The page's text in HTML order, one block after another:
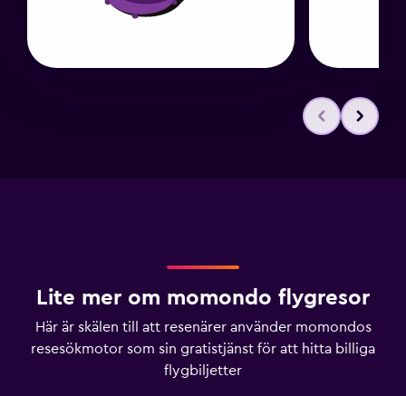
Lite mer om momondo flygresor
Här är skälen till att resenärer använder momondos
resesökmotor som sin gratistjänst för att hitta billiga
flygbiljetter